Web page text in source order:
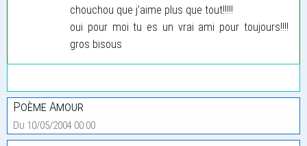
chouchou que j’aime plus que tout!!!!!
oui pour moi tu es un vrai ami pour toujours!!!!
gros bisous
Poème Amour
Du 10/05/2004 00:00